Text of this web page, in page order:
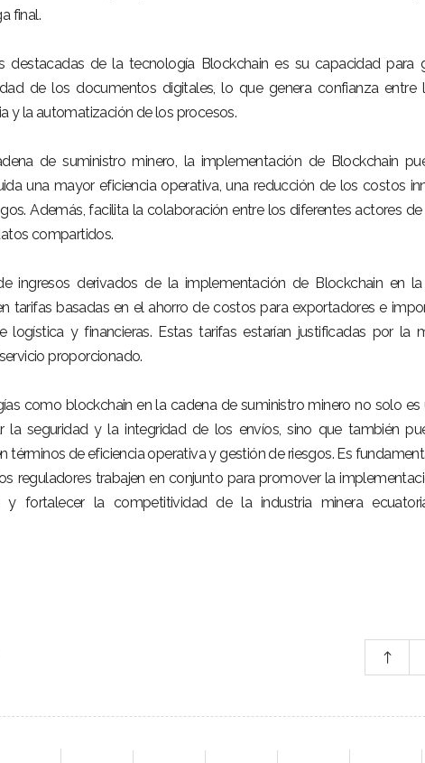
final.
destacadas de la tecnología Blockchain es su capacidad para
de los documentos digitales, lo que genera confianza entre
y la automatización de los procesos.
de suministro minero, la implementación de Blockchain
una mayor eficiencia operativa, una reducción de los costos
Además, facilita la colaboración entre los diferentes actores
compartidos.
ingresos derivados de la implementación de Blockchain en
tarifas basadas en el ahorro de costos para exportadores e
logística y financieras. Estas tarifas estarían justificadas por la
proporcionado.
como blockchain en la cadena de suministro minero no solo es
la seguridad y la integridad de los envíos, sino que también
términos de eficiencia operativa y gestión de riesgos. Es
reguladores trabajen en conjunto para promover la
y fortalecer la competitividad de la industria minera